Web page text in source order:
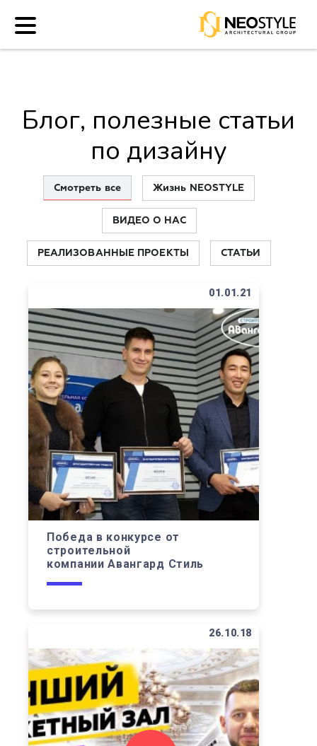
Блог, полезные статьи
по дизайну
Смотреть все Жизнь NEOSTYLE
ВИДЕО О НАС
РЕАЛИЗОВАННЫЕ ПРОЕКТЫ СТАТЬИ
01.01.21
Победа в конкурсе от
строительной
компании Авангард Стиль
26.10.18